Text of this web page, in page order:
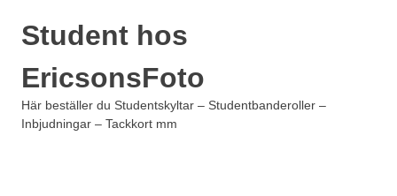
Student hos
EricsonsFoto
Här beställer du Studentskyltar – Studentbanderoller –
Inbjudningar – Tackkort mm